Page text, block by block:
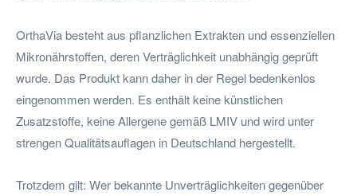
OrthaVia besteht aus pflanzlichen Extrakten und essenziellen
Mikronährstoffen, deren Verträglichkeit unabhängig geprüft
wurde. Das Produkt kann daher in der Regel bedenkenlos
eingenommen werden. Es enthält keine künstlichen
Zusatzstoffe, keine Allergene gemäß LMIV und wird unter
strengen Qualitätsauflagen in Deutschland hergestellt.
Trotzdem gilt: Wer bekannte Unverträglichkeiten gegenüber